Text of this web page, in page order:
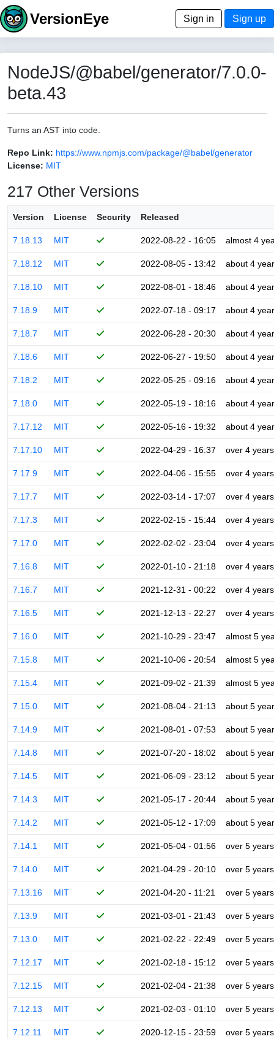
VersionEye Sign in Sign up
NodeJS/@babel/generator/7.0.0-
beta.43
Turns an AST into code.
Repo Link: https://www.npmjs.com/package/@babel/generator
License: MIT
217 Other Versions
Version License Security Released
7.18.13 MIT 2022-08-22 - 16:05 almost 4
7.18.12 MIT 2022-08-05 - 13:42 about 4
7.18.10 MIT 2022-08-01 - 18:46 about 4
7.18.9 MIT 2022-07-18 - 09:17 about 4
7.18.7 MIT 2022-06-28 - 20:30 about 4
7.18.6 MIT 2022-06-27 - 19:50 about 4
7.18.2 MIT 2022-05-25 - 09:16 about 4
7.18.0 MIT 2022-05-19 - 18:16 about 4
7.17.12 MIT 2022-05-16 - 19:32 about 4
7.17.10 MIT 2022-04-29 - 16:37 over 4 years
7.17.9 MIT 2022-04-06 - 15:55 over 4 years
7.17.7 MIT 2022-03-14 - 17:07 over 4 years
7.17.3 MIT 2022-02-15 - 15:44 over 4 years
7.17.0 MIT 2022-02-02 - 23:04 over 4 years
7.16.8 MIT 2022-01-10 - 21:18 over 4 years
7.16.7 MIT 2021-12-31 - 00:22 over 4 years
7.16.5 MIT 2021-12-13 - 22:27 over 4 years
7.16.0 MIT 2021-10-29 - 23:47 almost 5
7.15.8 MIT 2021-10-06 - 20:54 almost 5
7.15.4 MIT 2021-09-02 - 21:39 almost 5
7.15.0 MIT 2021-08-04 - 21:13 about 5
7.14.9 MIT 2021-08-01 - 07:53 about 5
7.14.8 MIT 2021-07-20 - 18:02 about 5
7.14.5 MIT 2021-06-09 - 23:12 about 5
7.14.3 MIT 2021-05-17 - 20:44 about 5
7.14.2 MIT 2021-05-12 - 17:09 about 5
7.14.1 MIT 2021-05-04 - 01:56 over 5 years
7.14.0 MIT 2021-04-29 - 20:10 over 5 years
7.13.16 MIT 2021-04-20 - 11:21 over 5 years
7.13.9 MIT 2021-03-01 - 21:43 over 5 years
7.13.0 MIT 2021-02-22 - 22:49 over 5 years
7.12.17 MIT 2021-02-18 - 15:12 over 5 years
7.12.15 MIT 2021-02-04 - 21:38 over 5 years
7.12.13 MIT 2021-02-03 - 01:10 over 5 years
7.12.11 MIT 2020-12-15 - 23:59 over 5 years